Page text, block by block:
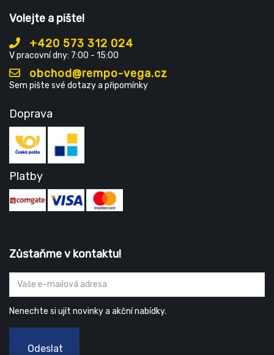
Volejte a pište!
+420 573 312 024
V pracovní dny: 7:00 - 15:00
obchod@rempo-vega.cz
Sem pište své dotazy a připomínky
Doprava
Platby
Zůstaňme v kontaktu!
Nenechte si ujít novinky a akční nabídky.
Odeslat